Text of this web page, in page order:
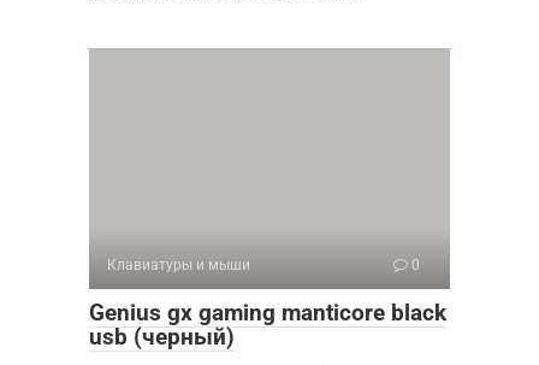
Клавиатуры и мыши 0
Genius gx gaming manticore black
usb (черный)